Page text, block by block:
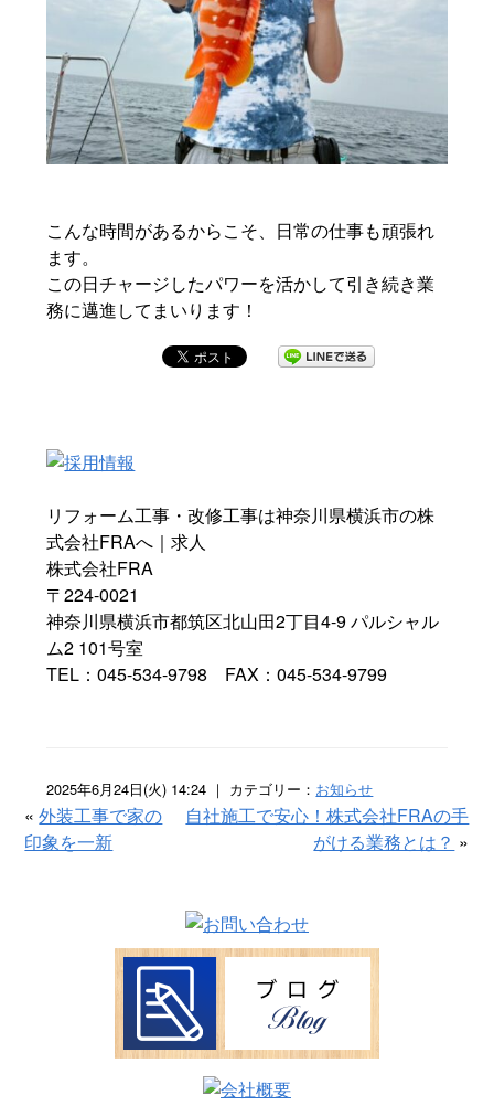
こんな時間があるからこそ、日常の仕事も頑張れ
ます。
この日チャージしたパワーを活かして引き続き業
務に邁進してまいります！
リフォーム工事・改修工事は神奈川県横浜市の株
式会社FRAへ｜求人
株式会社FRA
〒224-0021
神奈川県横浜市都筑区北山田2丁目4-9 パルシャル
ム2 101号室
TEL：045-534-9798 FAX：045-534-9799
2025年6月24日(火) 14:24 ｜ カテゴリー： お知らせ
«外装工事で家の
印象を一新
自社施工で安心！株式会社FRAの手
がける業務とは？ »